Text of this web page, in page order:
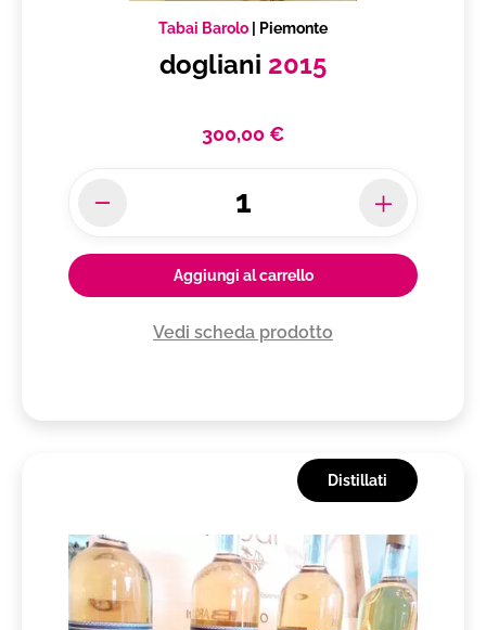
Tabai Barolo Piemonte
dogliani 2015
300,00 €
Aggiungi al carrello
Vedi scheda prodotto
Distillati